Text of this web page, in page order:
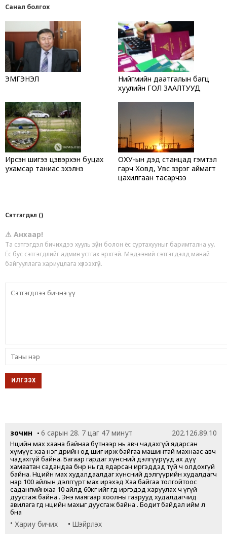
Санал болгох
ЭМГЭНЭЛ
Нийгмийн даатгалын багц
хуулийн ГОЛ ЗААЛТУУД
Ирсэн шигээ цэвэрхэн буцах
ухамсар таниас эхэлнэ
ОХУ-ын дэд станцад гэмтэл
гарч Ховд, Увс зэрэг аймагт
цахилгаан тасарчээ
Сэтгэгдэл ()
⚠ Анхаар!
Та сэтгэгдэл бичихдээ хууль зүйн болон ёс суртахууныг баримтална уу.
Ёс бус сэтгэгдлийг админ устгах эрхтэй. Мэдээний сэтгэгдэлд манай
байгууллага хариуцлага хүлээхгүй.
202.126.89.10
зочин • 6 сарын 28. 7 цаг 47 минут
Нөөцийн мах хаана байнаа бүтнээр нь авч чадахгүй ядарсан
хүмүүс хаа нэг өдрийн од шиг ирж байгаа машинтай махнаас авч
чадахгүй байна. Багаар гардаг хүнсний дэлгүүрүүд ах дүү
хамаатан садандаа бөөнөөр нь өгөөд ядарсан иргэддэд түй ч олдохгүй
байна. Нөөцийн мах худалдаалдаг хүнсний дэлгүүрийн худалдагч
нар 100 айлын дэлггүрт мах ирэхэд Хаа байгаа толгойтоос
садангмйнхаа 10 айлд 60кг ийг өгөөд иргэдэд харуулах ч үгүй
дуусгаж байна . Энэ маягаар хоолны газрууд худалдагчид
авилага өгөөд нөөцийн махыг дуусгаж байна . Бодит байдал ийм л
бна
• Хариу бичих • Шэйрлэх